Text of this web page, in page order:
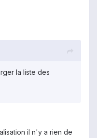
la liste des
il n'y a rien de